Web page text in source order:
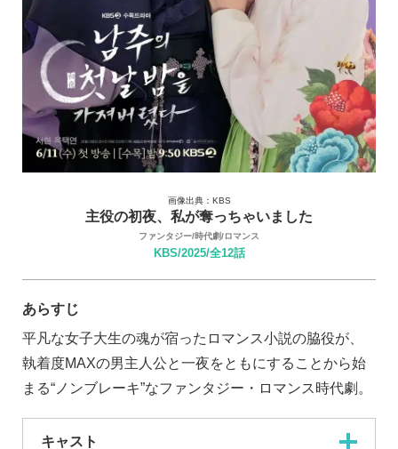
画像出典：KBS
主役の初夜、私が奪っちゃいました
ファンタジー/時代劇/ロマンス
KBS/2025/全12話
あらすじ
平凡な女子大生の魂が宿ったロマンス小説の脇役が、
執着度MAXの男主人公と一夜をともにすることから始
まる“ノンブレーキ”なファンタジー・ロマンス時代劇。
キャスト